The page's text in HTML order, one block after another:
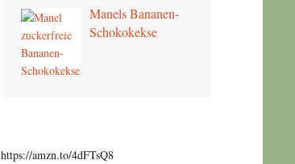
Manels Bananen-
Schokokekse
https://amzn.to/4dFTsQ8